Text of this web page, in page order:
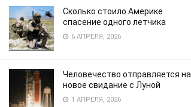
Сколько стоило Америке
спасение одного летчика
6 АПРЕЛЯ, 2026
Человечество отправляется на
новое свидание с Луной
1 АПРЕЛЯ, 2026